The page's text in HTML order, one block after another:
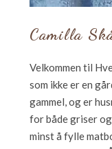
Camilla
Velkommen til
som ikke er en
gammel, og er
for både griser og
minst å fylle